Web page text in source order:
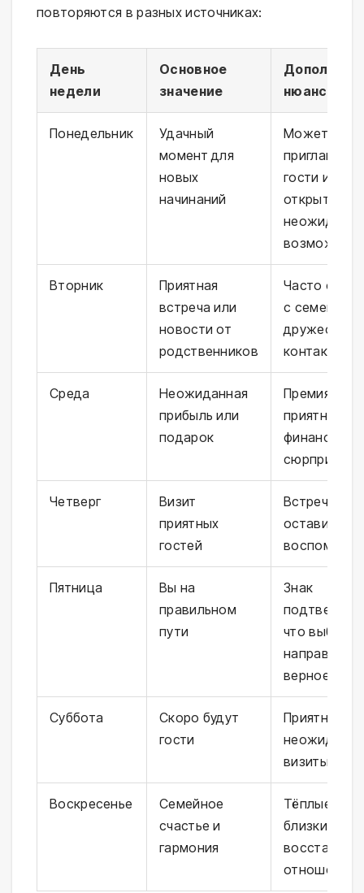
повторяются в разных источниках:
День
недели
Основное
значение
нюансы
Понедельник
Удачный
момент для
новых
начинаний
Может
гости или
открыться
Вторник
Приятная
встреча или
новости от
родственников
Часто
с
дружескими
контактами
Среда
Неожиданная
прибыль или
подарок
Премия,
приятный
финансовый
сюрприз
Четверг
Визит
приятных
гостей
Встреча,
оставит
Пятница
Вы на
правильном
пути
Знак
что
верное
Суббота
Скоро будут
гости
Приятные
визиты
Воскресенье
Семейное
счастье и
гармония
Тёплые
близкими,
отношений